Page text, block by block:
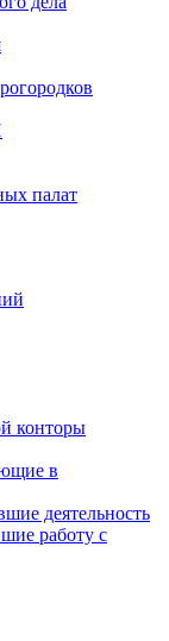
палат
конторы
в
деятельность
работу с